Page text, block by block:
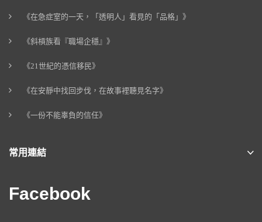
《在急症室的一天，「透明人」看見的「品格」》
《斜槓族看『職場企穩』》
《21世紀的憑信移民》
《在安靜中找回步伐，在故事裡聽見名字》
《一份不能辜負的信任》
常用連結
Facebook